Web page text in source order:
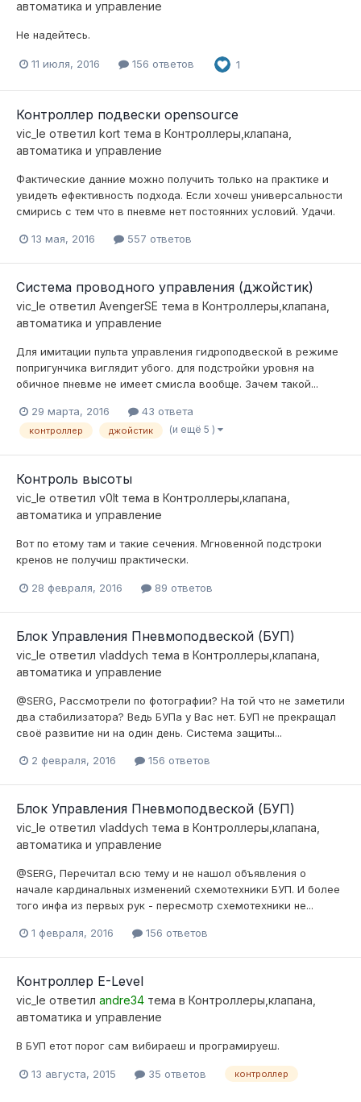
автоматика и управление
Не надейтесь.
11 июля, 2016 156 ответов 1
Контроллер подвески opensource
vic_le ответил kort тема в Контроллеры,клапана,
автоматика и управление
Фактические данние можно получить только на практике и
увидеть ефективность подхода. Если хочеш универсальности
смирись с тем что в пневме нет постоянних условий. Удачи.
13 мая, 2016 557 ответов
Система проводного управления (джойстик)
vic_le ответил AvengerSE тема в Контроллеры,клапана,
автоматика и управление
Для имитации пульта управления гидроподвеской в режиме
попригунчика виглядит убого. для подстройки уровня на
обичное пневме не имеет смисла вообще. Зачем такой...
29 марта, 2016 43 ответа
контроллер джойстик (и ещё 5 )
Контроль высоты
vic_le ответил v0lt тема в Контроллеры,клапана,
автоматика и управление
Вот по етому там и такие сечения. Мгновенной подстроки
кренов не получиш практически.
28 февраля, 2016 89 ответов
Блок Управления Пневмоподвеской (БУП)
vic_le ответил vladdych тема в Контроллеры,клапана,
автоматика и управление
@SERG, Рассмотрели по фотографии? На той что не заметили
два стабилизатора? Ведь БУПа у Вас нет. БУП не прекращал
своё развитие ни на один день. Система защиты...
2 февраля, 2016 156 ответов
Блок Управления Пневмоподвеской (БУП)
vic_le ответил vladdych тема в Контроллеры,клапана,
автоматика и управление
@SERG, Перечитал всю тему и не нашол объявления о
начале кардинальных изменений схемотехники БУП. И более
того инфа из первых рук - пересмотр схемотехники не...
1 февраля, 2016 156 ответов
Контроллер E-Level
vic_le ответил andre34 тема в Контроллеры,клапана,
автоматика и управление
В БУП етот порог сам вибираеш и програмируеш.
13 августа, 2015 35 ответов контроллер